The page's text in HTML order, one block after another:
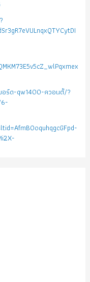
อร์ด-qw1400-ควอนตั้/?